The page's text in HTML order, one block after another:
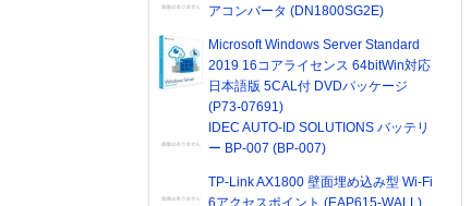
アコンバータ (DN1800SG2E)
Microsoft Windows Server Standard
2019 16コアライセンス 64bitWin対応
日本語版 5CAL付 DVDパッケージ
(P73-07691)
IDEC AUTO-ID SOLUTIONS バッテリ
ー BP-007 (BP-007)
TP-Link AX1800 壁面埋め込み型 Wi-Fi
6アクセスポイント (EAP615-WALL)